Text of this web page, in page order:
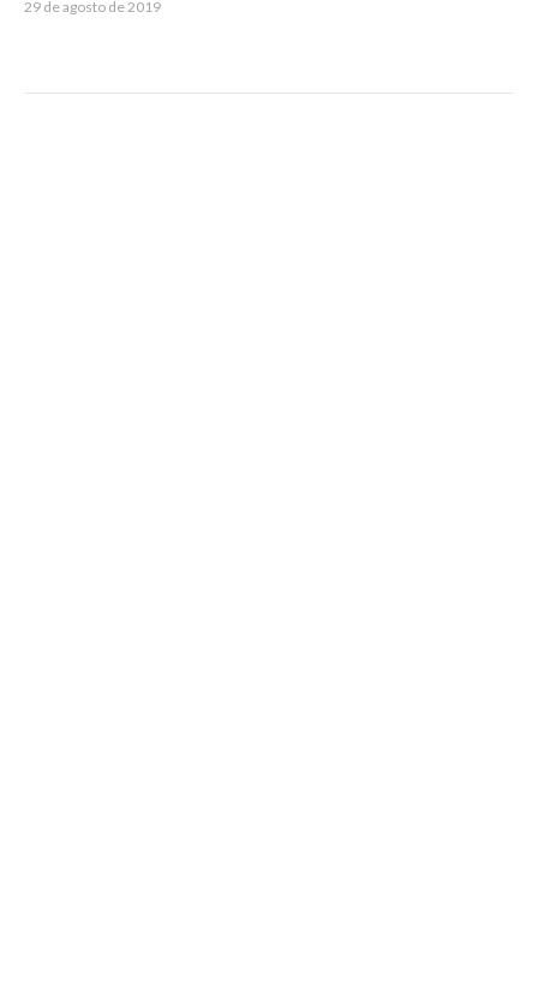
29 de agosto de 2019